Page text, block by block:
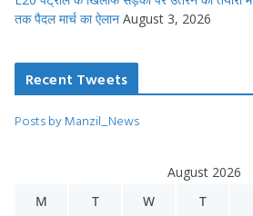
तक पैदल मार्च का ऐलान August 3, 2026
Recent Tweets
Posts by Manzil_News
August 2026
M
T W T